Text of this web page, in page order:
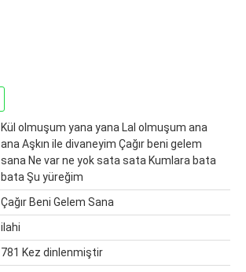
Kül olmuşum yana yana Lal olmuşum ana
ana Aşkın ile divaneyim Çağır beni gelem
sana Ne var ne yok sata sata Kumlara bata
bata Şu yüreğim
Çağır Beni Gelem Sana
ilahi
781 Kez dinlenmiştir